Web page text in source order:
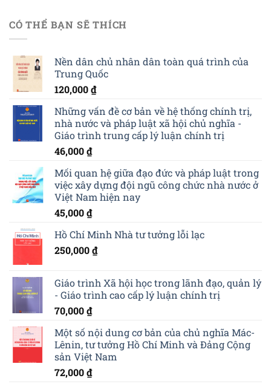
CÓ THỂ BẠN SẼ THÍCH
Nền dân chủ nhân dân toàn quá trình của
Trung Quốc
120,000₫
Những vấn đề cơ bản về hệ thống chính trị,
nhà nước và pháp luật xã hội chủ nghĩa -
Giáo trình trung cấp lý luận chính trị
46,000₫
Mối quan hệ giữa đạo đức và pháp luật trong
việc xây dựng đội ngũ công chức nhà nước ở
Việt Nam hiện nay
45,000₫
Hồ Chí Minh Nhà tư tưởng lỗi lạc
250,000₫
Giáo trình Xã hội học trong lãnh đạo, quản lý
- Giáo trình cao cấp lý luận chính trị
70,000₫
Một số nội dung cơ bản của chủ nghĩa Mác-
Lênin, tư tưởng Hồ Chí Minh và Đảng Cộng
sản Việt Nam
72,000₫